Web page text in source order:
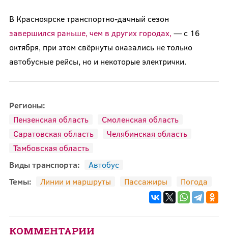
В Красноярске транспортно-дачный сезон
завершился раньше, чем в других городах, — с 16
октября, при этом свёрнуты оказались не только
автобусные рейсы, но и некоторые электрички.
Регионы:
Пензенская область
Смоленская область
Саратовская область
Челябинская область
Тамбовская область
Виды транспорта:
Автобус
Темы:
Линии и маршруты Пассажиры Погода
КОММЕНТАРИИ